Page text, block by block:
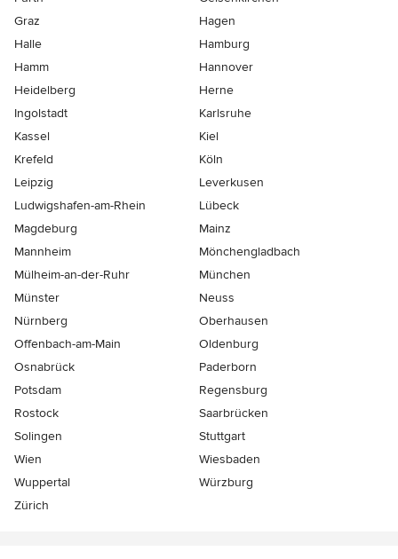
Graz
Hagen
Halle
Hamburg
Hamm
Hannover
Heidelberg
Herne
Ingolstadt
Karlsruhe
Kassel
Kiel
Krefeld
Köln
Leipzig
Leverkusen
Ludwigshafen-am-Rhein
Lübeck
Magdeburg
Mainz
Mannheim
Mönchen­gladbach
Mülheim-an-der-Ruhr
München
Münster
Neuss
Nürnberg
Oberhausen
Offenbach-am-Main
Oldenburg
Osnabrück
Paderborn
Potsdam
Regensburg
Rostock
Saarbrücken
Solingen
Stuttgart
Wien
Wiesbaden
Wuppertal
Würzburg
Zürich